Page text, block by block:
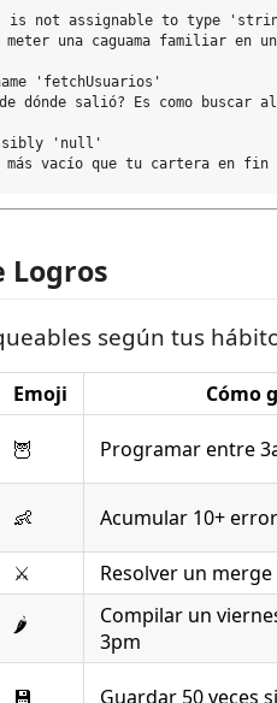
is not assignable to type
meter una caguama familiar
'fetchUsuarios'
dónde salió? Es como
'null'
Logros
según tus
Emoji
Cómo
🦉 Programar entre
👶 Acumular 10+
⚔️
Resolver un
🌶️
Compilar un
3pm
💾 Guardar 50 veces